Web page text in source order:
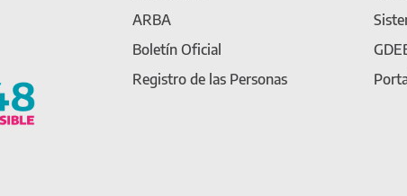
ARBA
Boletín Oficial
Registro de las Personas